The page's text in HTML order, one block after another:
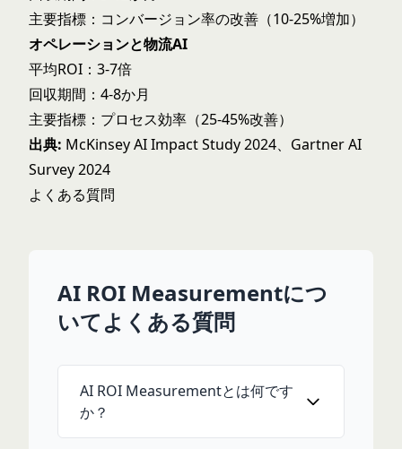
主要指標：コンバージョン率の改善（10-25%増加）
オペレーションと物流AI
平均ROI：3-7倍
回収期間：4-8か月
主要指標：プロセス効率（25-45%改善）
出典: McKinsey AI Impact Study 2024、Gartner AI
Survey 2024
よくある質問
AI ROI Measurementにつ
いてよくある質問
AI ROI Measurementとは何です
か？